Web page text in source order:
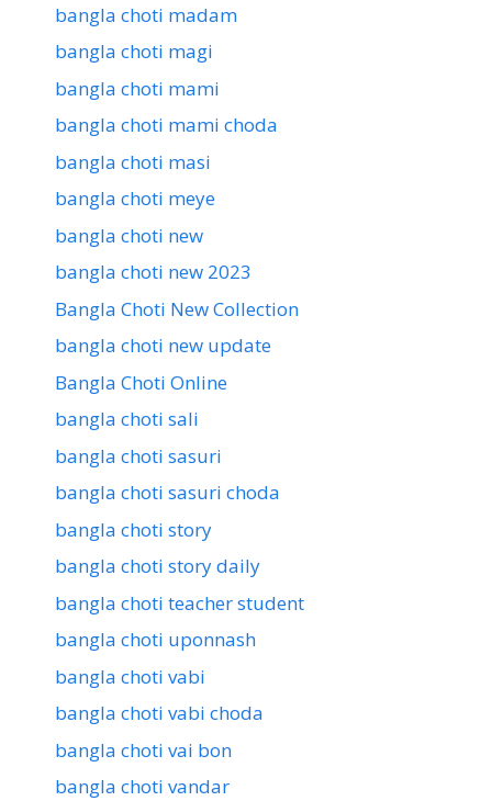
bangla choti madam
bangla choti magi
bangla choti mami
bangla choti mami choda
bangla choti masi
bangla choti meye
bangla choti new
bangla choti new 2023
Bangla Choti New Collection
bangla choti new update
Bangla Choti Online
bangla choti sali
bangla choti sasuri
bangla choti sasuri choda
bangla choti story
bangla choti story daily
bangla choti teacher student
bangla choti uponnash
bangla choti vabi
bangla choti vabi choda
bangla choti vai bon
bangla choti vandar